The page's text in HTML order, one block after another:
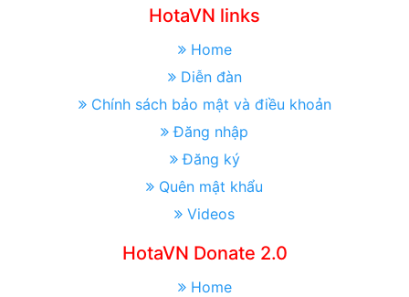
HotaVN links
Home
Diễn đàn
Chính sách bảo mật và điều khoản
Đăng nhập
Đăng ký
Quên mật khẩu
Videos
HotaVN Donate 2.0
Home